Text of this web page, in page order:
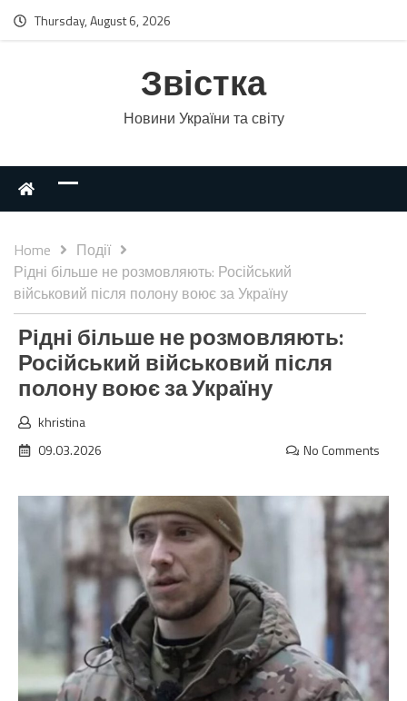
Thursday, August 6, 2026
Звістка
Новини України та світу
Home
Події
Рідні більше не розмовляють: Російський
військовий після полону воює за Україну
Рідні більше не розмовляють:
Російський військовий після
полону воює за Україну
khristina
09.03.2026
No Comments